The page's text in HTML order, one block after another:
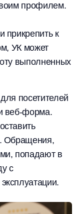
профилем.
прикрепить к
УК может
выполненных
посетителей
веб-форма.
Обращения,
попадают в
с